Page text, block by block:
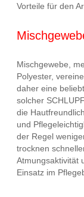
Vorteile für den
Mischgewebe,
Polyester,
daher eine
solcher
die
und
der Regel
trocknen
Atmungsaktivität
Einsatz im